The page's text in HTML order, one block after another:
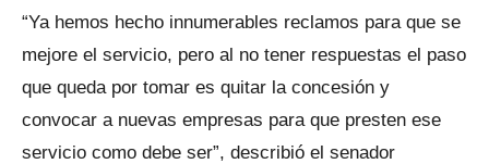
“Ya hemos hecho innumerables reclamos para que se
mejore el servicio, pero al no tener respuestas el paso
que queda por tomar es quitar la concesión y
convocar a nuevas empresas para que presten ese
servicio como debe ser”, describió el senador